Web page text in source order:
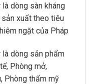
dòng sàn kháng
sản xuất theo tiêu
ngặt của Pháp
là dòng sản phẩm
Phòng mở,
Phòng thẩm mỹ